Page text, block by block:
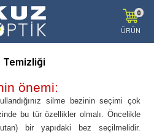
0
ÜRÜN
Temizliği
önemi:
silme bezinin seçimi çok
bu tür özellikler olmalı. Öncelikle
bir yapıdaki bez seçilmelidir.